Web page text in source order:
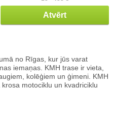
Atvērt
no Rīgas, kur jūs varat
iemaņas. KMH trase ir vieta,
kolēģiem un ģimeni. KMH
motociklu un kvadriciklu